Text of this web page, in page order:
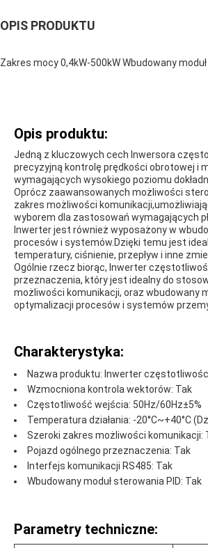
OPIS PRODUKTU
Zakres mocy 0,4kW-500kW Wbudowany
Opis produktu:
Jedną z kluczowych cech Inwersora
precyzyjną kontrolę prędkości obrotowej i
wymagających wysokiego poziomu
Oprócz zaawansowanych możliwości
zakres możliwości
wyborem dla zastosowań wymagających
Inwerter jest również wyposażony w
procesów i systemów.Dzięki temu jest
temperatury, ciśnienie, przepływ i inne
Ogólnie rzecz biorąc, Inwerter
przeznaczenia, który jest idealny do
możliwości komunikacji, oraz wbudowany
optymalizacji procesów i systemów
Charakterystyka:
Nazwa produktu: Inwerter
Wzmocniona kontrola wektorów: Tak
Częstotliwość wejścia: 50Hz/60Hz±5%
Temperatura działania: -20°C~+40°C
Szeroki zakres możliwości komunikacji:
Pojazd ogólnego przeznaczenia: Tak
Interfejs komunikacji RS485: Tak
Wbudowany moduł sterowania PID: Tak
Parametry techniczne: